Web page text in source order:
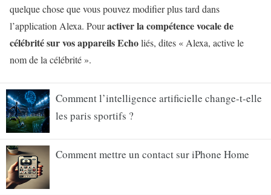
quelque chose que vous pouvez modifier plus tard dans
l’application Alexa. Pouractiver la compétence vocale de
célébrité sur vos appareils Echoliés, dites « Alexa, active le
nom de la célébrité ».
Comment l’intelligence artificielle change-t-elle
les paris sportifs ?
Comment mettre un contact sur iPhone Home